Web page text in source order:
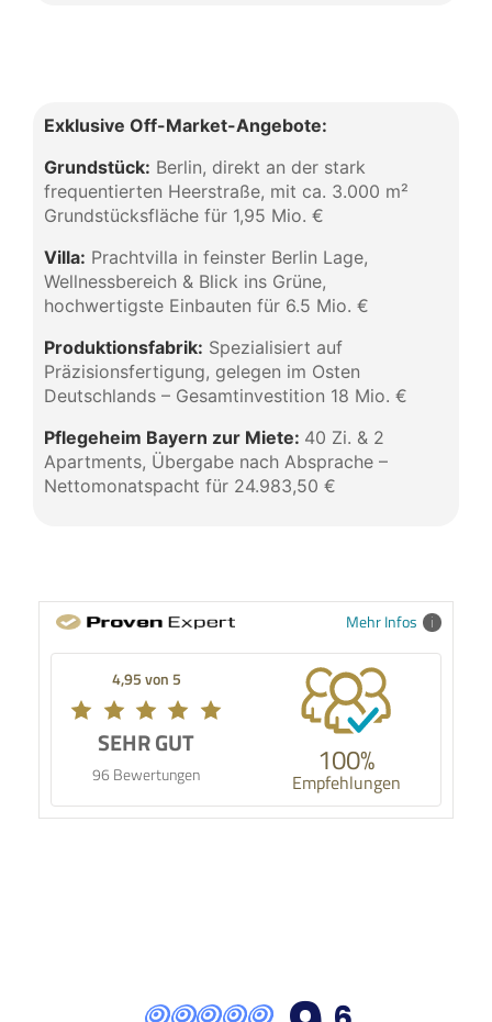
Exklusive Off-Market-Angebote:
Grundstück: Berlin, direkt an der stark
frequentierten Heerstraße, mit ca. 3.000 m²
Grundstücksfläche für 1,95 Mio. €
Villa: Prachtvilla in feinster Berlin Lage,
Wellnessbereich & Blick ins Grüne,
hochwertigste Einbauten für 6.5 Mio. €
Produktionsfabrik: Spezialisiert auf
Präzisionsfertigung, gelegen im Osten
Deutschlands – Gesamtinvestition 18 Mio. €
Pflegeheim Bayern zur Miete: 40 Zi. & 2
Apartments, Übergabe nach Absprache –
Nettomonatspacht für 24.983,50 €
Mehr Infos
4,95 von 5
SEHR GUT
96 Bewertungen 100%
Empfehlungen